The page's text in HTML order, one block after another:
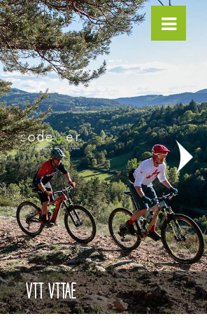
VTT VTTAE